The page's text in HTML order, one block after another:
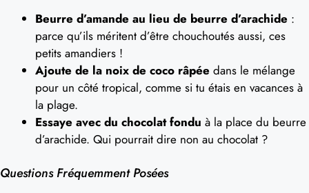
Beurre d’amande au lieu de beurre d’arachide :
parce qu’ils méritent d’être chouchoutés aussi, ces
petits amandiers !
Ajoute de la noix de coco râpée dans le mélange
pour un côté tropical, comme si tu étais en vacances à
la plage.
Essaye avec du chocolat fondu à la place du beurre
d’arachide. Qui pourrait dire non au chocolat ?
Questions Fréquemment Posées